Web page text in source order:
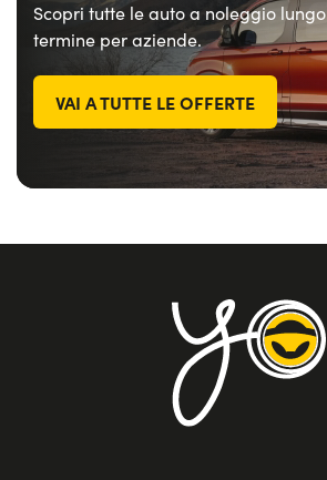
Scopri tutte le auto a noleggio lungo
termine per aziende.
VAI A TUTTE LE OFFERTE